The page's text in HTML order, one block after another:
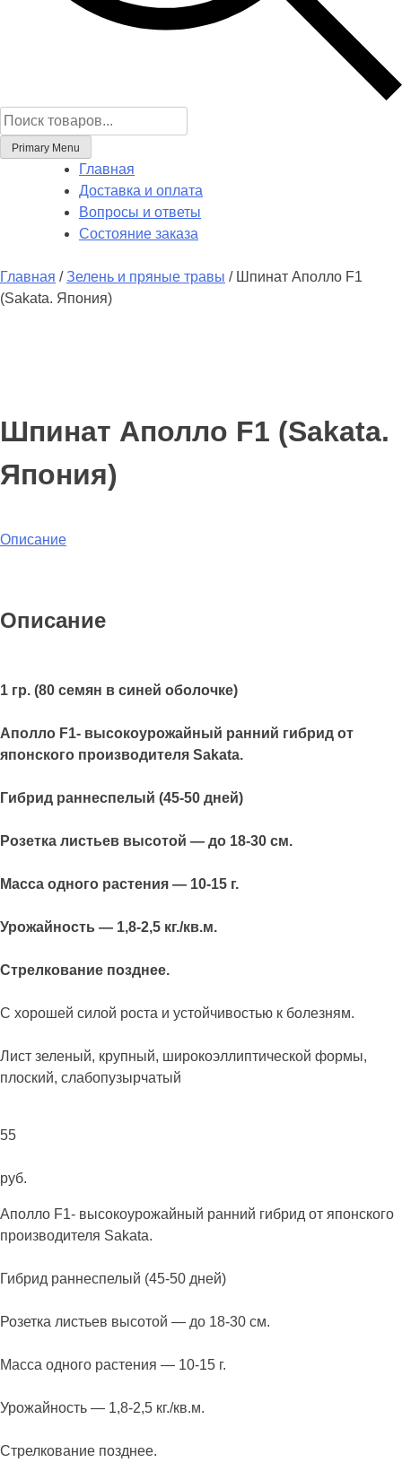
Поиск
товаров
Primary Menu
Главная
Доставка и оплата
Вопросы и ответы
Состояние заказа
Главная /Зелень и пряные травы / Шпинат Аполло F1
(Sakata. Япония)
Шпинат Аполло F1 (Sakata.
Япония)
Описание
Описание
1 гр. (80 семян в синей оболочке)
Аполло F1- высокоурожайный ранний гибрид от
японского производителя Sakata.
Гибрид раннеспелый (45-50 дней)
Розетка листьев высотой — до 18-30 см.
Масса одного растения — 10-15 г.
Урожайность — 1,8-2,5 кг./кв.м.
Стрелкование позднее.
С хорошей силой роста и устойчивостью к болезням.
Лист зеленый, крупный, широкоэллиптической формы,
плоский, слабопузырчатый
55
руб.
Аполло F1- высокоурожайный ранний гибрид от японского
производителя Sakata.
Гибрид раннеспелый (45-50 дней)
Розетка листьев высотой — до 18-30 см.
Масса одного растения — 10-15 г.
Урожайность — 1,8-2,5 кг./кв.м.
Стрелкование позднее.